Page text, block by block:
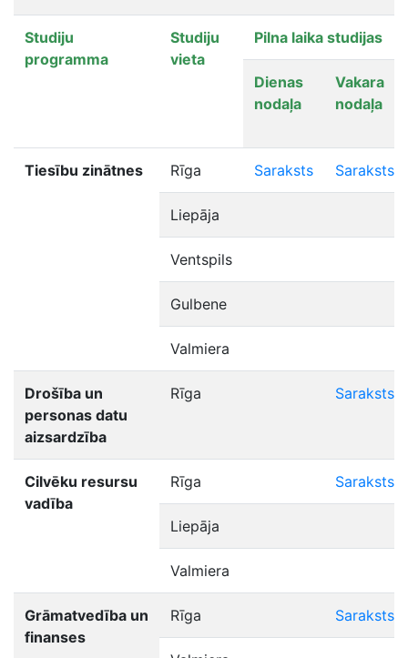
Studiju
programma
Studiju
vieta
Pilna laika studijas
Dienas
nodaļa
Vakara
nodaļa
Tiesību zinātnes Rīga Saraksts Saraksts
Liepāja
Ventspils
Gulbene
Valmiera
Drošība un
personas datu
aizsardzība
Rīga Saraksts
Cilvēku resursu
vadība
Rīga Saraksts
Liepāja
Valmiera
Grāmatvedība un
finanses
Rīga Saraksts